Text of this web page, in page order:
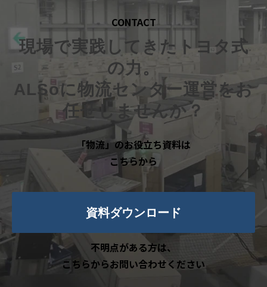
CONTACT
現場で実践してきたトヨタ式
の力。
ALSoに物流センター運営をお
任せしませんか？
「物流」のお役立ち資料は
こちらから
資料ダウンロード
不明点がある方は、
こちらからお問い合わせください